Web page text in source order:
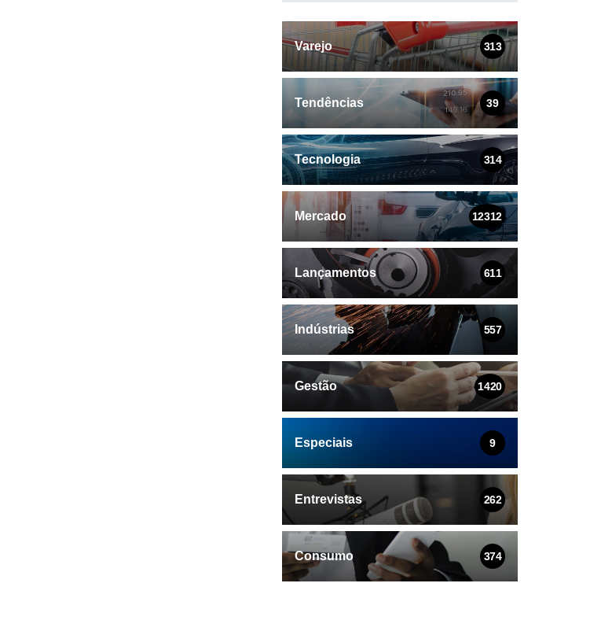
Varejo 313
Tendências 39
Tecnologia 314
Mercado 12312
Lançamentos 611
Indústrias 557
Gestão 1420
Especiais 9
Entrevistas 262
Consumo 374